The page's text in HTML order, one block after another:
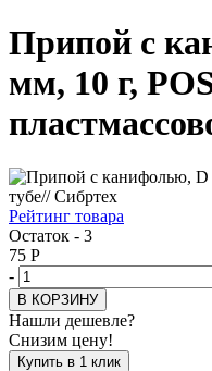
Припой с
мм, 10 г,
Рейтинг товара
Остаток - 3
75 Р
-
В КОРЗИНУ
Нашли дешевле?
Снизим цену!
Купить в 1 клик